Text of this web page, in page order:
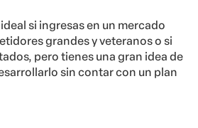
si ingresas en un mercado
grandes y veteranos o si
pero tienes una gran idea de
sin contar con un plan